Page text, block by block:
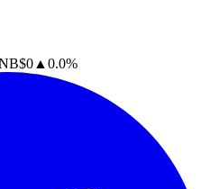
$0 ▲ 0.0%